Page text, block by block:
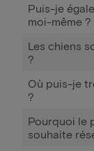
Puis-je
moi-même ?
Les chiens
?
Où puis-je
?
Pourquoi le
souhaite